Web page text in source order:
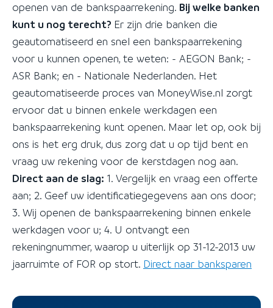
openen van de bankspaarrekening. Bij welke banken
kunt u nog terecht? Er zijn drie banken die
geautomatiseerd en snel een bankspaarrekening
voor u kunnen openen, te weten: - AEGON Bank; -
ASR Bank; en - Nationale Nederlanden. Het
geautomatiseerde proces van MoneyWise.nl zorgt
ervoor dat u binnen enkele werkdagen een
bankspaarrekening kunt openen. Maar let op, ook bij
ons is het erg druk, dus zorg dat u op tijd bent en
vraag uw rekening voor de kerstdagen nog aan.
Direct aan de slag: 1. Vergelijk en vraag een offerte
aan; 2. Geef uw identificatiegegevens aan ons door;
3. Wij openen de bankspaarrekening binnen enkele
werkdagen voor u; 4. U ontvangt een
rekeningnummer, waarop u uiterlijk op 31-12-2013 uw
jaarruimte of FOR op stort. Direct naar banksparen